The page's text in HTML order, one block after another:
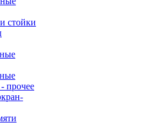
стойки
прочее